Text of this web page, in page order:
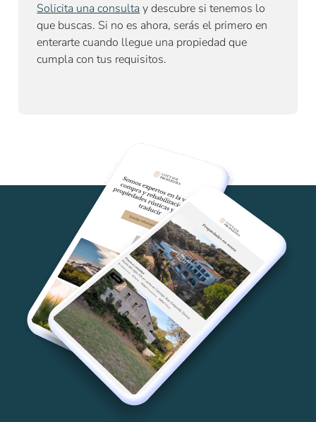
Solicita una consulta y descubre si tenemos lo
que buscas. Si no es ahora, serás el primero en
enterarte cuando llegue una propiedad que
cumpla con tus requisitos.